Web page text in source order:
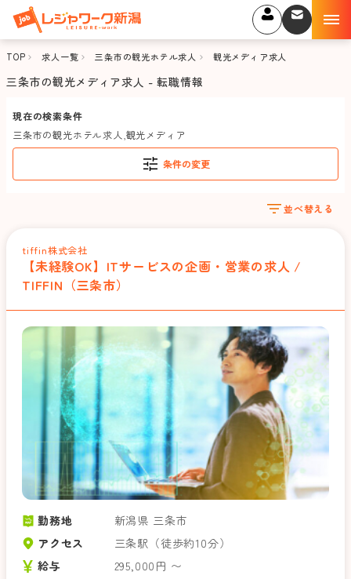
TOP 求人一覧 三条市の観光ホテル求人 観光メディア求人
三条市の観光メディア求人 - 転職情報
現在の検索条件
三条市の観光ホテル求人 観光メディア
条件の変更
並べ替える
tiffin株式会社
【未経験OK】ITサービスの企画・営業の求人 /
TIFFIN（三条市）
勤務地
新潟県 三条市
アクセス
三条駅（徒歩約10分）
給与
295,000円 〜